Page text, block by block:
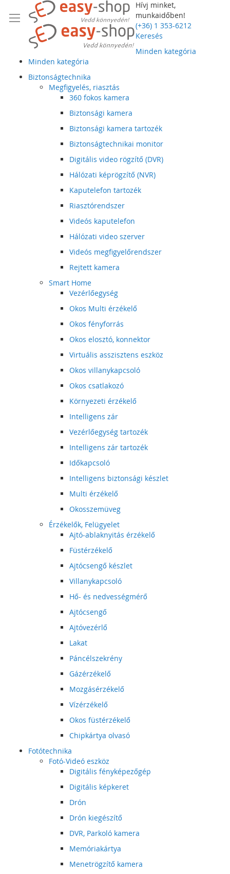
Hívj minket,
munkaidőben!
(+36) 1 353-6212
Keresés
Minden kategória
Minden kategória
Biztonságtechnika
Megfigyelés, riasztás
360 fokos kamera
Biztonsági kamera
Biztonsági kamera tartozék
Biztonságtechnikai monitor
Digitális video rögzítő (DVR)
Hálózati képrögzítő (NVR)
Kaputelefon tartozék
Riasztórendszer
Videós kaputelefon
Hálózati video szerver
Videós megfigyelőrendszer
Rejtett kamera
Smart Home
Vezérlőegység
Okos Multi érzékelő
Okos fényforrás
Okos elosztó, konnektor
Virtuális asszisztens eszköz
Okos villanykapcsoló
Okos csatlakozó
Környezeti érzékelő
Intelligens zár
Vezérlőegység tartozék
Intelligens zár tartozék
Időkapcsoló
Intelligens biztonsági készlet
Multi érzékelő
Okosszemüveg
Érzékelők, Felügyelet
Ajtó-ablaknyitás érzékelő
Füstérzékelő
Ajtócsengő készlet
Villanykapcsoló
Hő- és nedvességmérő
Ajtócsengő
Ajtóvezérlő
Lakat
Páncélszekrény
Gázérzékelő
Mozgásérzékelő
Vízérzékelő
Okos füstérzékelő
Chipkártya olvasó
Fotótechnika
Fotó-Videó eszköz
Digitális fényképezőgép
Digitális képkeret
Drón
Drón kiegészítő
DVR, Parkoló kamera
Memóriakártya
Menetrögzítő kamera